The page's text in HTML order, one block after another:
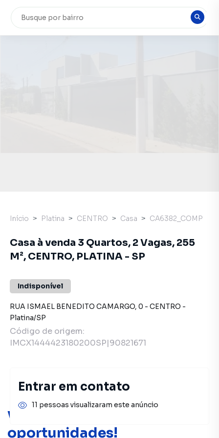
Você pode encontrar novas
oportunidades!
Início Platina CENTRO Casa CA6382_COMP
Casa à venda 3 Quartos, 2 Vagas, 255
M², CENTRO, PLATINA - SP
Indisponível
RUA ISMAEL BENEDITO CAMARGO, 0 - CENTRO -
Platina/SP
Código de origem:
IMCX1444423180200SP|90821671
Entrar em contato
11 pessoas visualizaram este anúncio